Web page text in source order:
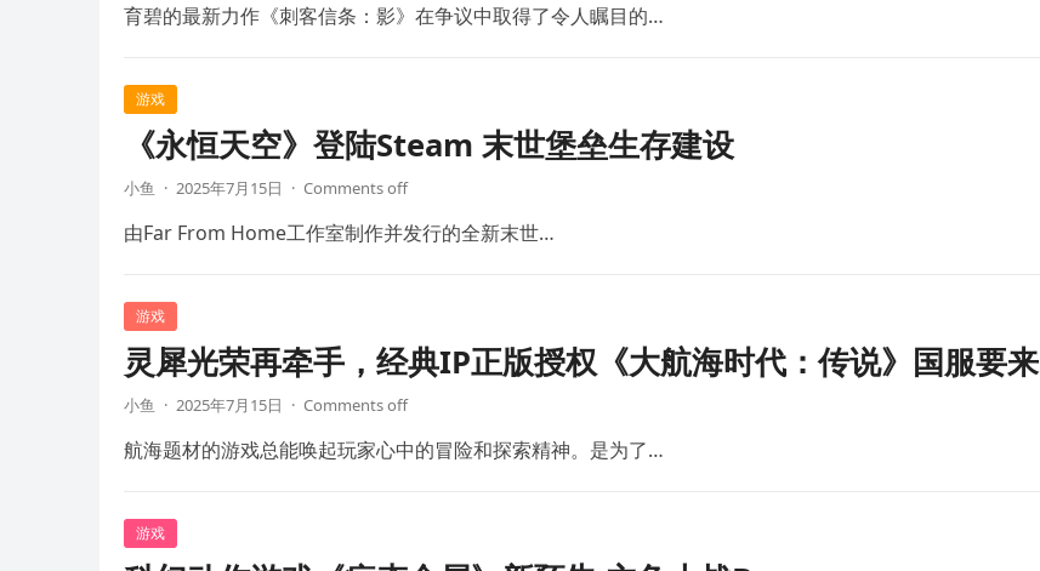
育碧的最新力作《刺客信条：影》在争议中取得了令人瞩目的…
游戏
《永恒天空》登陆Steam 末世堡垒生存建设
小鱼 · 2025年7月15日 · Comments off
由Far From Home工作室制作并发行的全新末世…
游戏
灵犀光荣再牵手，经典IP正版授权《大航海时代：传说》国服要来
小鱼 · 2025年7月15日 · Comments off
航海题材的游戏总能唤起玩家心中的冒险和探索精神。是为了…
游戏